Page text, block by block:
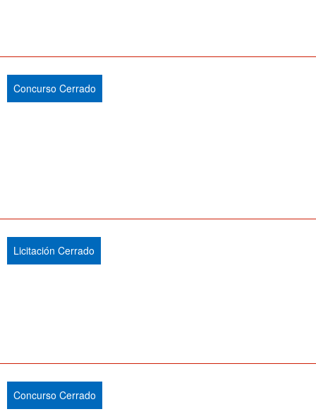
Concurso Cerrado
Licitación Cerrado
Concurso Cerrado